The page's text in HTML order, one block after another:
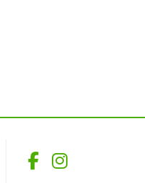
Facebook
Instagram